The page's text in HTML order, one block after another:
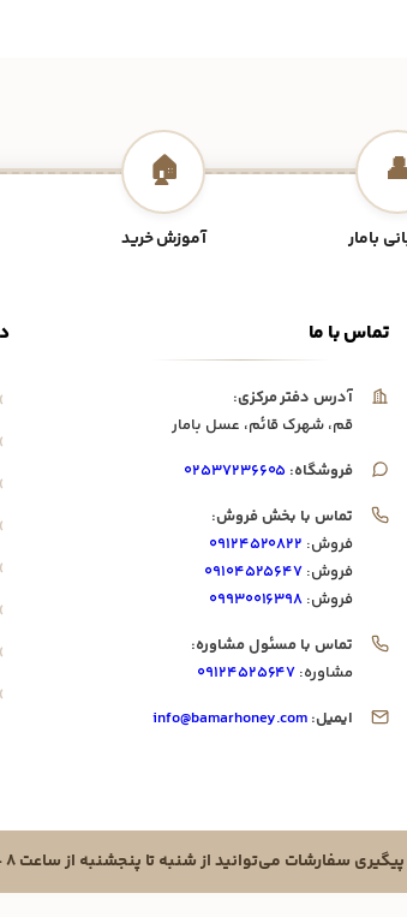
بامار
🏠
آموزش خرید
تماس با ما
آدرس دفتر مرکزی:
قم، شهرک قائم، عسل بامار
فروشگاه: ۰۲۵۳۷۲۳۶۶۰۵
تماس با بخش فروش:
فروش: ۰۹۱۲۴۵۲۰۸۲۲
فروش: ۰۹۱۰۴۵۲۵۶۴۷
فروش: ۰۹۹۳۰۰۱۶۳۹۸
تماس با مسئول مشاوره:
مشاوره: ۰۹۱۲۴۵۲۵۶۴۷
ایمیل: info@bamarhoney.com
سفارشات می‌توانید از شنبه تا پنجشنبه از ساعت ۸ - ۱۵ با شماره